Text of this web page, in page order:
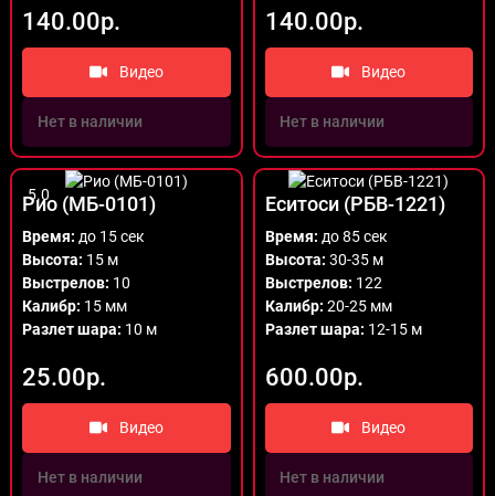
140.00р.
Видео
Нет в наличии
140.00р.
Видео
Нет в наличии
5.0
Рио (МБ-0101)
Время: до 15 сек
Высота: 15 м
Выстрелов: 10
Калибр: 15 мм
Разлет шара: 10 м
25.00р.
Видео
Нет в наличии
Еситоси (РБВ-1221)
Время: до 85 сек
Высота: 30-35 м
Выстрелов: 122
Калибр: 20-25 мм
Разлет шара: 12-15 м
600.00р.
Видео
Нет в наличии